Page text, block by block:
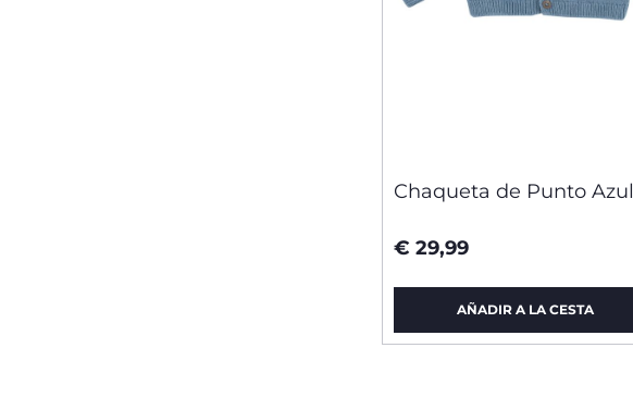
Chaqueta de Punto Azul
€ 29,99
AÑADIR A LA CESTA